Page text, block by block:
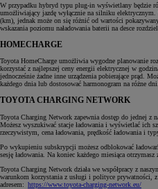
W przypadku hybryd typu plug-in wyświetlany będzie
umożliwiający jazdę wyłącznie na silniku
(km), jednak może on się różnić od wartości
wskazania poziomu naładowania baterii na desce
HOMECHARGE
Toyota HomeCharge umożliwia wygodne planowanie
korzystać z najlepszej ceny energii elektrycznej w
jednocześnie żadne inne urządzenia pobierające prąd.
każdego dnia lub dostosować harmonogram na różne dni.
TOYOTA CHARGING NETWORK
Toyota Charging Network zapewnia dostęp do jednej z
Możesz wyszukiwać stacje ładowania i wyświetlać ich
rzeczywistym, cena ładowania, prędkość ładowania i
Po wykupieniu subskrypcji możesz odblokować
sesję ładowania. Na koniec każdego miesiąca otrzymasz
Toyota Charging Network działa we współpracy z
warunkom korzystania z usługi i polityce prywatności,
adresem: https://www.toyota-charging-network.eu/